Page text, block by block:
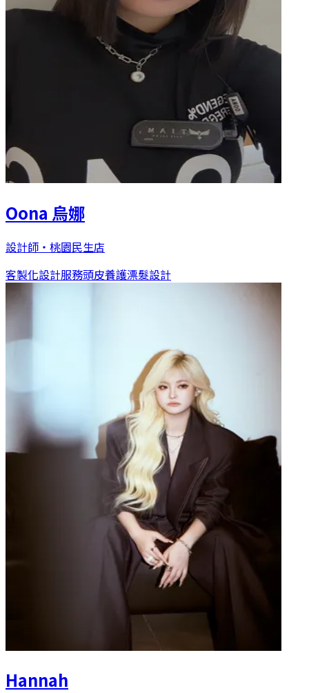
Oona 烏娜
設計師 ・ 桃園民生店
客製化設計服務頭皮養護漂髮設計
Hannah